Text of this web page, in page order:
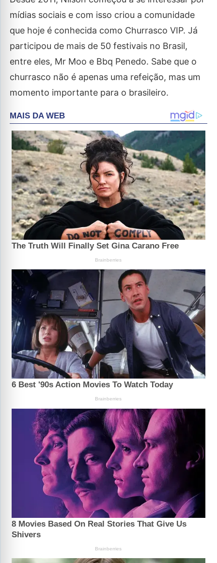
mídias sociais e com isso criou a comunidade
que hoje é conhecida como Churrasco VIP. Já
participou de mais de 50 festivais no Brasil,
entre eles, Mr Moo e Bbq Penedo. Sabe que o
churrasco não é apenas uma refeição, mas um
momento importante para o brasileiro.